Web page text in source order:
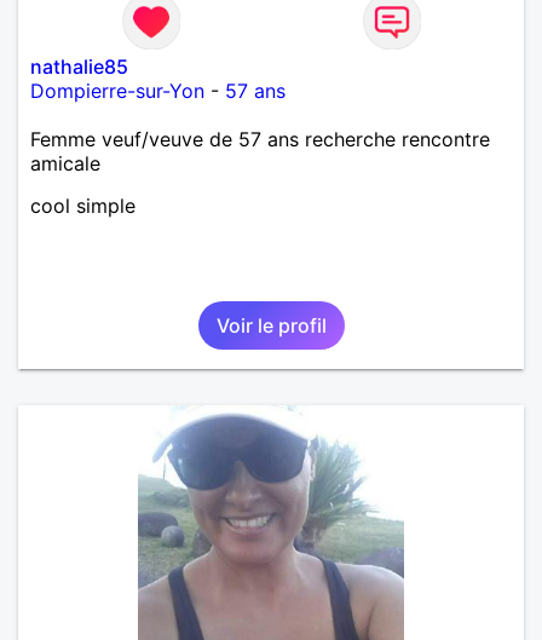
nathalie85
Dompierre-sur-Yon - 57 ans
Femme veuf/veuve de 57 ans recherche rencontre
amicale
cool simple
Voir le profil